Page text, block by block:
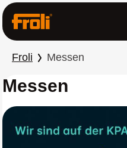
springen
Froli Messen
Messen